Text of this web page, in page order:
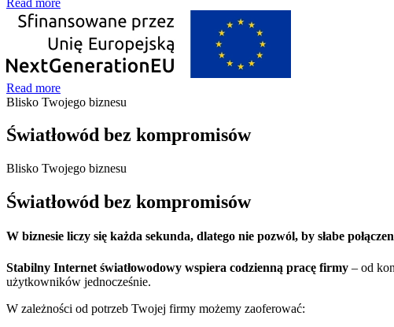
Read more
Blisko Twojego biznesu
Światłowód bez kompromisów
Blisko Twojego biznesu
Światłowód bez kompromisów
W biznesie liczy się każda sekunda, dlatego nie pozwól, by słabe
Stabilny Internet światłowodowy wspiera codzienną pracę firmy – od
użytkowników jednocześnie.
W zależności od potrzeb Twojej firmy możemy zaoferować: